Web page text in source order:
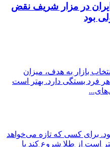
در مزار شریف نقض
بود
بازار به هدف، میزان
فرد بستگی دارد. بهتر است
برای کسی که تازه می‌خواهد
است از طلا شروع کند یا